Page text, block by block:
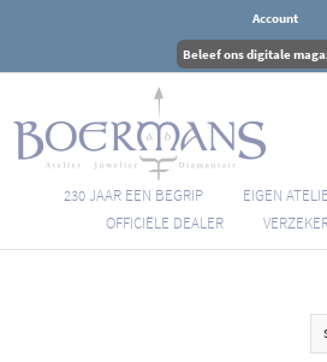
Account
Beleef ons digitale
230 JAAR EEN BEGRIP EIGEN
OFFICIËLE DEALER